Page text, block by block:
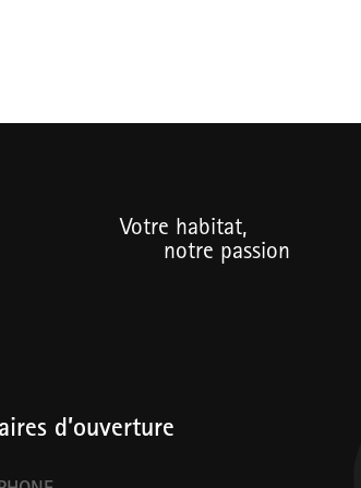
Votre habitat,
notre passion
d’ouverture